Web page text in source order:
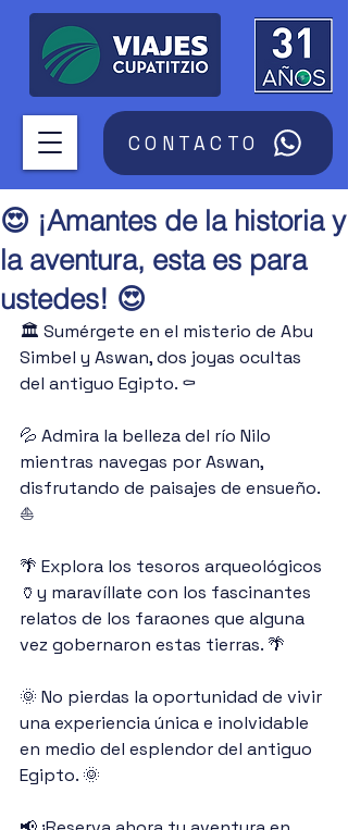
CONTACTO
😍 ¡Amantes de la historia y
la aventura, esta es para
ustedes! 😍
🏛️ Sumérgete en el misterio de Abu
Simbel y Aswan, dos joyas ocultas
del antiguo Egipto. ⚰️
💦 Admira la belleza del río Nilo
mientras navegas por Aswan,
disfrutando de paisajes de ensueño.
⛵️
🌴 Explora los tesoros arqueológicos
🏺y maravíllate con los fascinantes
relatos de los faraones que alguna
vez gobernaron estas tierras. 🌴
🌞 No pierdas la oportunidad de vivir
una experiencia única e inolvidable
en medio del esplendor del antiguo
Egipto. 🌞